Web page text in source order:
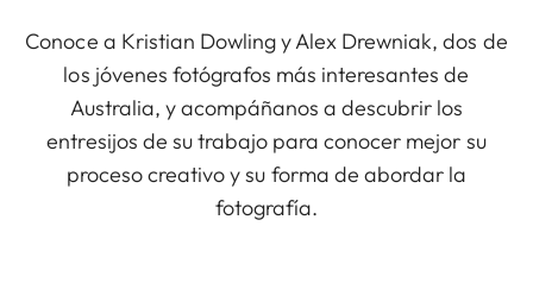
Conoce a Kristian Dowling y Alex Drewniak, dos de
los jóvenes fotógrafos más interesantes de
Australia, y acompáñanos a descubrir los
entresijos de su trabajo para conocer mejor su
proceso creativo y su forma de abordar la
fotografía.